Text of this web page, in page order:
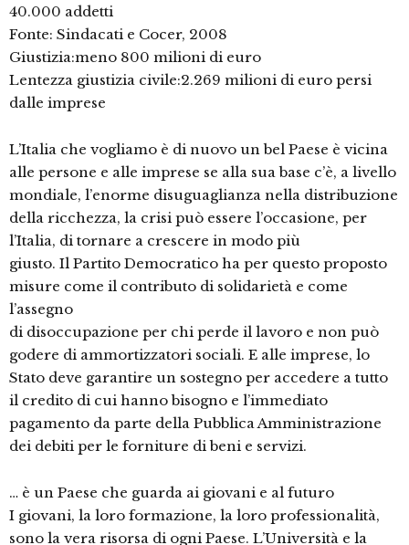
40.000 addetti
Fonte: Sindacati e Cocer, 2008
Giustizia:meno 800 milioni di euro
Lentezza giustizia civile:2.269 milioni di euro persi
dalle imprese
L’Italia che vogliamo è di nuovo un bel Paese è vicina
alle persone e alle imprese se alla sua base c’è, a livello
mondiale, l’enorme disuguaglianza nella distribuzione
della ricchezza, la crisi può essere l’occasione, per
l’Italia, di tornare a crescere in modo più
giusto. Il Partito Democratico ha per questo proposto
misure come il contributo di solidarietà e come
l’assegno
di disoccupazione per chi perde il lavoro e non può
godere di ammortizzatori sociali. E alle imprese, lo
Stato deve garantire un sostegno per accedere a tutto
il credito di cui hanno bisogno e l’immediato
pagamento da parte della Pubblica Amministrazione
dei debiti per le forniture di beni e servizi.
… è un Paese che guarda ai giovani e al futuro
I giovani, la loro formazione, la loro professionalità,
sono la vera risorsa di ogni Paese. L’Università e la